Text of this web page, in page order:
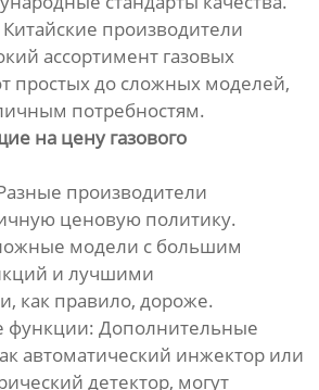
производители
ассортимент газовых
простых до сложных моделей,
потребностям.
на цену газового
производители
ценовую политику.
модели с большим
и лучшими
как правило, дороже.
функции: Дополнительные
автоматический инжектор или
детектор, могут